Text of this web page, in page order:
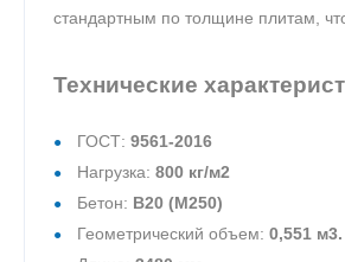
стандартным по толщине плитам,
Технические
ГОСТ: 9561-2016
Нагрузка: 800 кг/м2
Бетон: В20 (М250)
Геометрический объем: 0,551 м3.